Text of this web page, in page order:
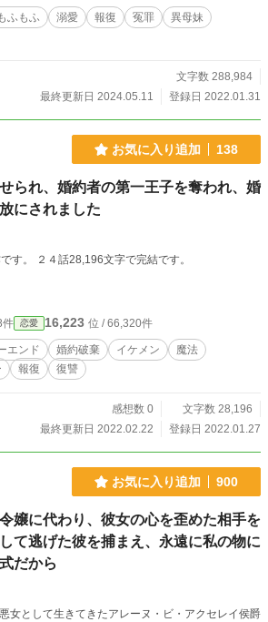
てしまう。王太子とヴィオレットの醜態によりその
た王家とセルトン侯爵家はそれを払拭するために密
ェルが王子との婚約を拒否し、嫌がる妹を無理やり
になってしまう。 その罪状は…塔に棲む魔物の生
った――
ふもふ 溺愛 報復 冤罪
異母妹
文字数 288,984
最終更新日 2024.05.11
登録日 2022.01.31
お気に入り追加 138
られ、婚約者の第一王子を奪われ、婚
にされました
す。 ２４話28,196文字で完結です。
件 恋愛 16,223 位 / 66,320件
エンド 婚約破棄 イケメン
魔法
報復 復讐
感想数 0
文字数 28,196
最終更新日 2022.02.22
登録日 2022.01.27
お気に入り追加 900
嬢に代わり、彼女の心を歪めた相手を
て逃げた彼を捕まえ、永遠に私の物に
だから
女として生きてきたアレーヌ・ビ・アクセレイ侯爵